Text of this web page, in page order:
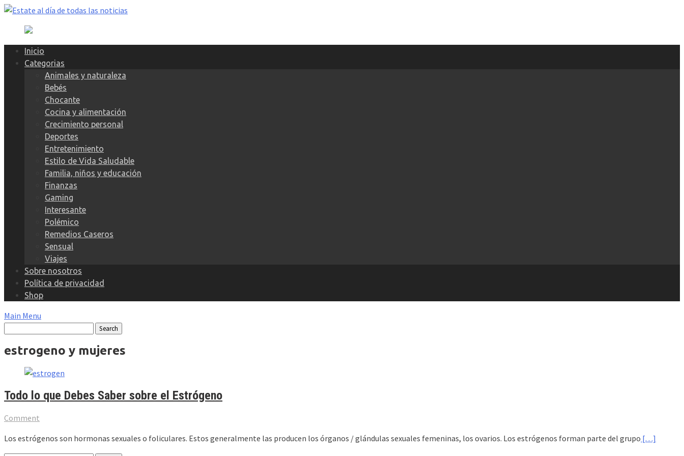
Skip
content
Inicio
Categorias
Animales y naturaleza
Bebés
Chocante
Cocina y alimentación
Crecimiento personal
Deportes
Entretenimiento
Estilo de Vida Saludable
Familia, niños y educación
Finanzas
Gaming
Interesante
Polémico
Remedios Caseros
Sensual
Viajes
Sobre nosotros
Política de privacidad
Shop
Main Menu
estrogeno y mujeres
Todo lo que Debes Saber sobre el Estrógeno
Comment
Los estrógenos son hormonas sexuales o foliculares. Estos generalmente las producen los órganos / glándulas sexuales femeninas, los ovarios. Los estrógenos forman parte del grupo […]